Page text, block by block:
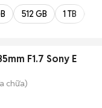
512 GB 1 TB
F1.7 Sony E
chữa)